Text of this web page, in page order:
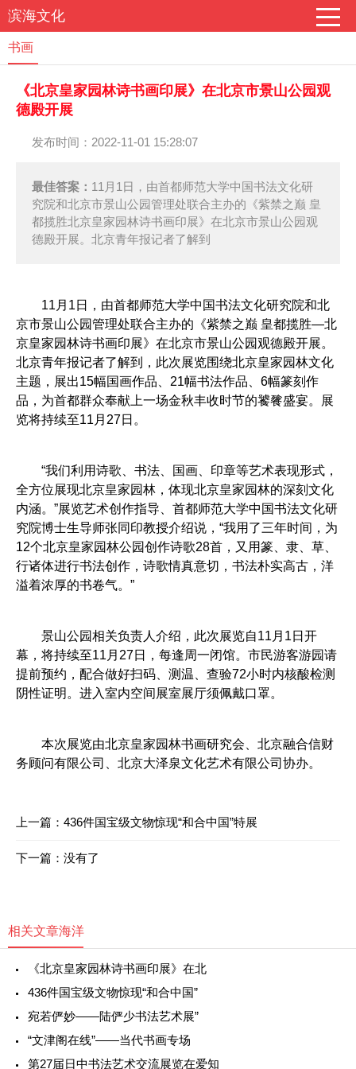
滨海文化
书画
《北京皇家园林诗书画印展》在北京市景山公园观
德殿开展
发布时间：2022-11-01 15:28:07
最佳答案： 11月1日，由首都师范大学中国书法文化研
究院和北京市景山公园管理处联合主办的《紫禁之巅 皇
都揽胜北京皇家园林诗书画印展》在北京市景山公园观
德殿开展。北京青年报记者了解到
11月1日，由首都师范大学中国书法文化研究院和北
京市景山公园管理处联合主办的《紫禁之巅 皇都揽胜—北
京皇家园林诗书画印展》在北京市景山公园观德殿开展。
北京青年报记者了解到，此次展览围绕北京皇家园林文化
主题，展出15幅国画作品、21幅书法作品、6幅篆刻作
品，为首都群众奉献上一场金秋丰收时节的饕餮盛宴。展
览将持续至11月27日。
“我们利用诗歌、书法、国画、印章等艺术表现形式，
全方位展现北京皇家园林，体现北京皇家园林的深刻文化
内涵。”展览艺术创作指导、首都师范大学中国书法文化研
究院博士生导师张同印教授介绍说，“我用了三年时间，为
12个北京皇家园林公园创作诗歌28首，又用篆、隶、草、
行诸体进行书法创作，诗歌情真意切，书法朴实高古，洋
溢着浓厚的书卷气。”
景山公园相关负责人介绍，此次展览自11月1日开
幕，将持续至11月27日，每逢周一闭馆。市民游客游园请
提前预约，配合做好扫码、测温、查验72小时内核酸检测
阴性证明。进入室内空间展室展厅须佩戴口罩。
本次展览由北京皇家园林书画研究会、北京融合信财
务顾问有限公司、北京大泽泉文化艺术有限公司协办。
上一篇： 436件国宝级文物惊现“和合中国”特展
下一篇：没有了
相关文章海洋
《北京皇家园林诗书画印展》在北
436件国宝级文物惊现“和合中国”
宛若俨妙——陆俨少书法艺术展”
“文津阁在线”——当代书画专场
第27届日中书法艺术交流展览在爱知